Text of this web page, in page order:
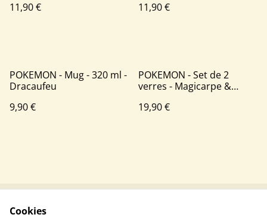
11,90 €
11,90 €
POKEMON - Mug - 320 ml -
Dracaufeu
9,90 €
POKEMON - Set de 2
verres - Magicarpe &
19,90 €
Cookies